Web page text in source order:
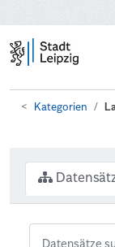
Kategorien